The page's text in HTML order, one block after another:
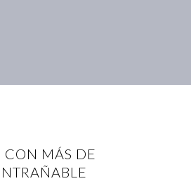
CON MÁS DE